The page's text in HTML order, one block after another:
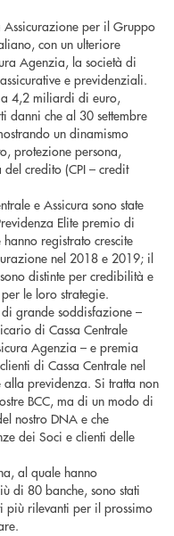
Assicurazione per il Gruppo
con un ulteriore
Agenzia, la società di
e previdenziali.
4,2 miliardi di euro,
danni che al 30 settembre
un dinamismo
protezione persona,
credito (CPI – credit
e Assicura sono state
Elite premio di
registrato crescite
nel 2018 e 2019; il
distinte per credibilità e
le loro strategie.
grande soddisfazione –
di Cassa Centrale
Agenzia – e premia
di Cassa Centrale nel
previdenza. Si tratta non
BCC, ma di un modo di
nostro DNA e che
dei Soci e clienti delle
al quale hanno
di 80 banche, sono stati
più rilevanti per il prossimo